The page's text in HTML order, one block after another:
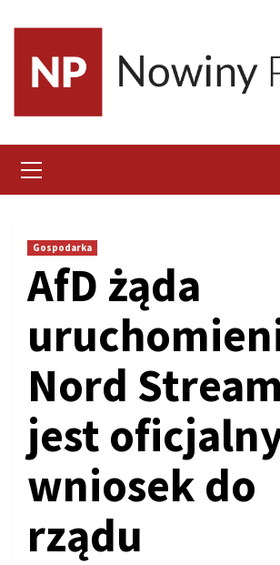
content
Menu
Gospodarka
AfD żąda
Nord
jest
wniosek do
rządu